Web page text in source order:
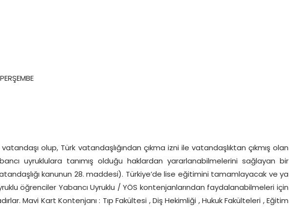
olup, Türk vatandaşlığından çıkma izni ile vatandaşlıktan çıkmış olan
uyruklulara tanımış olduğu haklardan yararlanabilmelerini sağlayan bir
vatandaşlığı kanunun 28. maddesi). Türkiye’de lise eğitimini tamamlayacak ve ya
öğrenciler Yabancı Uyruklu / YÖS kontenjanlarından faydalanabilmeleri için
Mavi Kart Kontenjanı : Tıp Fakültesi , Diş Hekimliği , Hukuk Fakülteleri , Eğitim